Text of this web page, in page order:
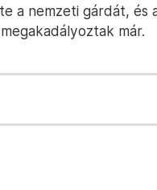
a nemzeti gárdát, és
már.